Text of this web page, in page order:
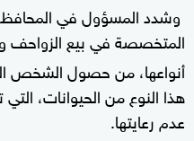
وشدد المسؤول في
المتخصصة في بيع الزواحف و
أنواعها، من حصول الشخص
هذا النوع من الحيوانات،
عدم رعايتها.